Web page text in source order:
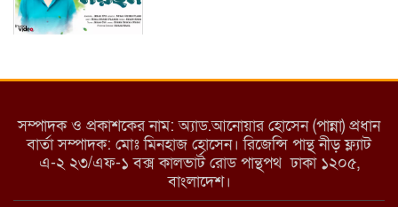
মরণ নেশা
মাধবপুরে কমিউনিটি ক্লিনিকে
অনিয়মের অভিযোগ
সম্পাদক ও প্রকাশকের নাম: অ্যাড.আনোয়ার হোসেন (পান্না) প্রধান
বার্তা সম্পাদক: মোঃ মিনহাজ হোসেন। রিজেন্সি পান্থ নীড় ফ্ল্যাট
এ-২ ২৩/এফ-১ বক্স কালভার্ট রোড পান্থপথ ঢাকা ১২০৫,
বাংলাদেশ।